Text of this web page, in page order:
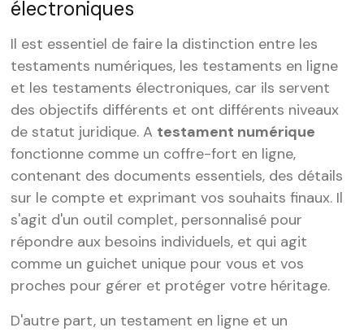
électroniques
Il est essentiel de faire la distinction entre les
testaments numériques, les testaments en ligne
et les testaments électroniques, car ils servent
des objectifs différents et ont différents niveaux
de statut juridique. A testament numérique
fonctionne comme un coffre-fort en ligne,
contenant des documents essentiels, des détails
sur le compte et exprimant vos souhaits finaux. Il
s'agit d'un outil complet, personnalisé pour
répondre aux besoins individuels, et qui agit
comme un guichet unique pour vous et vos
proches pour gérer et protéger votre héritage.
D'autre part, un testament en ligne et un